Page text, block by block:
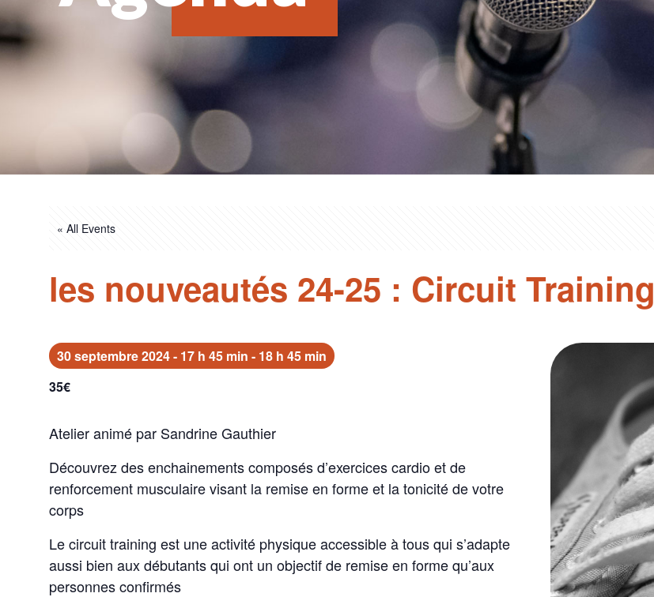
« All Events
les nouveautés 24-25 : Circuit Training
30 septembre 2024 - 17 h 45 min - 18 h 45 min
35€
Atelier animé par Sandrine Gauthier
Découvrez des enchainements composés d’exercices cardio et de
renforcement musculaire visant la remise en forme et la tonicité de votre
corps
Le circuit training est une activité physique accessible à tous qui s’adapte
aussi bien aux débutants qui ont un objectif de remise en forme qu’aux
personnes confirmés